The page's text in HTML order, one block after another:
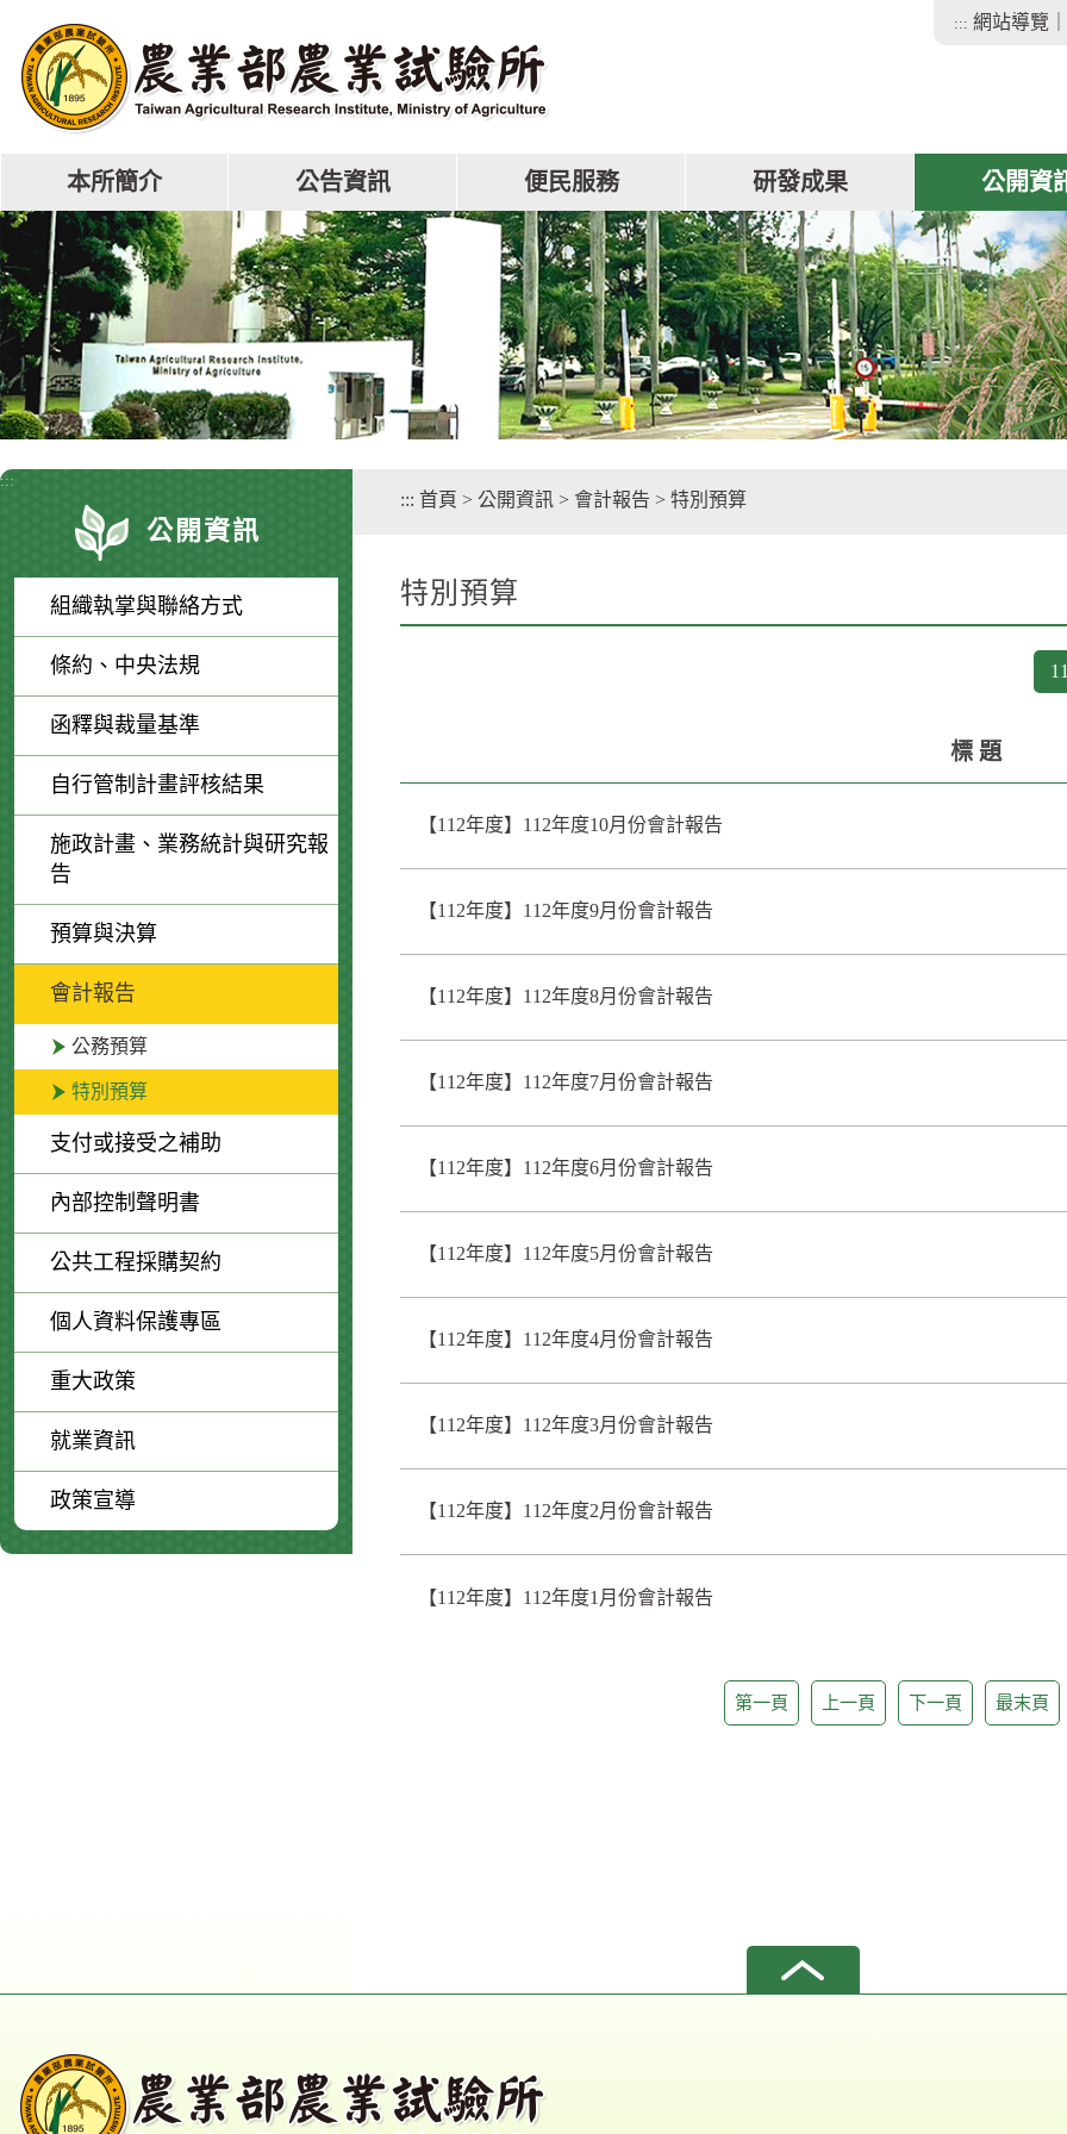
::: 網站導覽
本所簡介 公告資訊 便民服務 研發成果 公開資
:::
公開資訊
組織執掌與聯絡方式
條約、中央法規
函釋與裁量基準
自行管制計畫評核結果
施政計畫、業務統計與研究報
告
預算與決算
會計報告
公務預算
特別預算
支付或接受之補助
內部控制聲明書
公共工程採購契約
個人資料保護專區
重大政策
就業資訊
政策宣導
::: 首頁 > 公開資訊 > 會計報告 > 特別預算
特別預算
標 題
【112年度】112年度10月份會計報告
【112年度】112年度9月份會計報告
【112年度】112年度8月份會計報告
【112年度】112年度7月份會計報告
【112年度】112年度6月份會計報告
【112年度】112年度5月份會計報告
【112年度】112年度4月份會計報告
【112年度】112年度3月份會計報告
【112年度】112年度2月份會計報告
【112年度】112年度1月份會計報告
第一頁 上一頁 下一頁 最末頁